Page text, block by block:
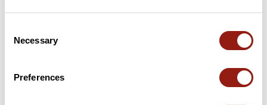
Selection
Necessary
Preferences
Passi estratti dal catalogo del Club des Cent Cols